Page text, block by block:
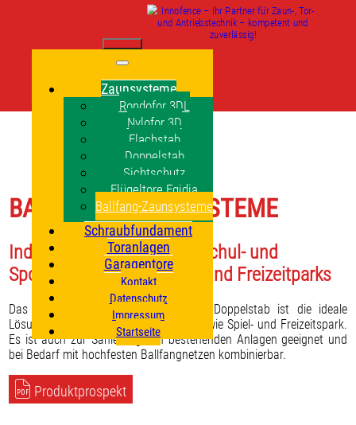
Zaunsysteme
Rondofor 3DL
Nylofor 3D
Flachstab
Doppelstab
Sichtschutz
Flügeltore Egidia
Ballfang-Zaunsysteme
Schraubfundament
Toranlagen
Garagentore
Kontakt
Datenschutz
Impressum
Startseite
BALLFANG-ZAUNSYSTEME
Individuelle Lösungen für Schul- und
Sportanlagen sowie Spiel- und Freizeitparks
Das Ballfangsystem mit Gittermatten Doppelstab ist die ideale
Lösung für Schul- und Sportanlagen sowie Spiel- und Freizeitspark.
Es ist auch zur Sanierung von bestehenden Anlagen geeignet und
bei Bedarf mit hochfesten Ballfangnetzen kombinierbar.
Produktprospekt